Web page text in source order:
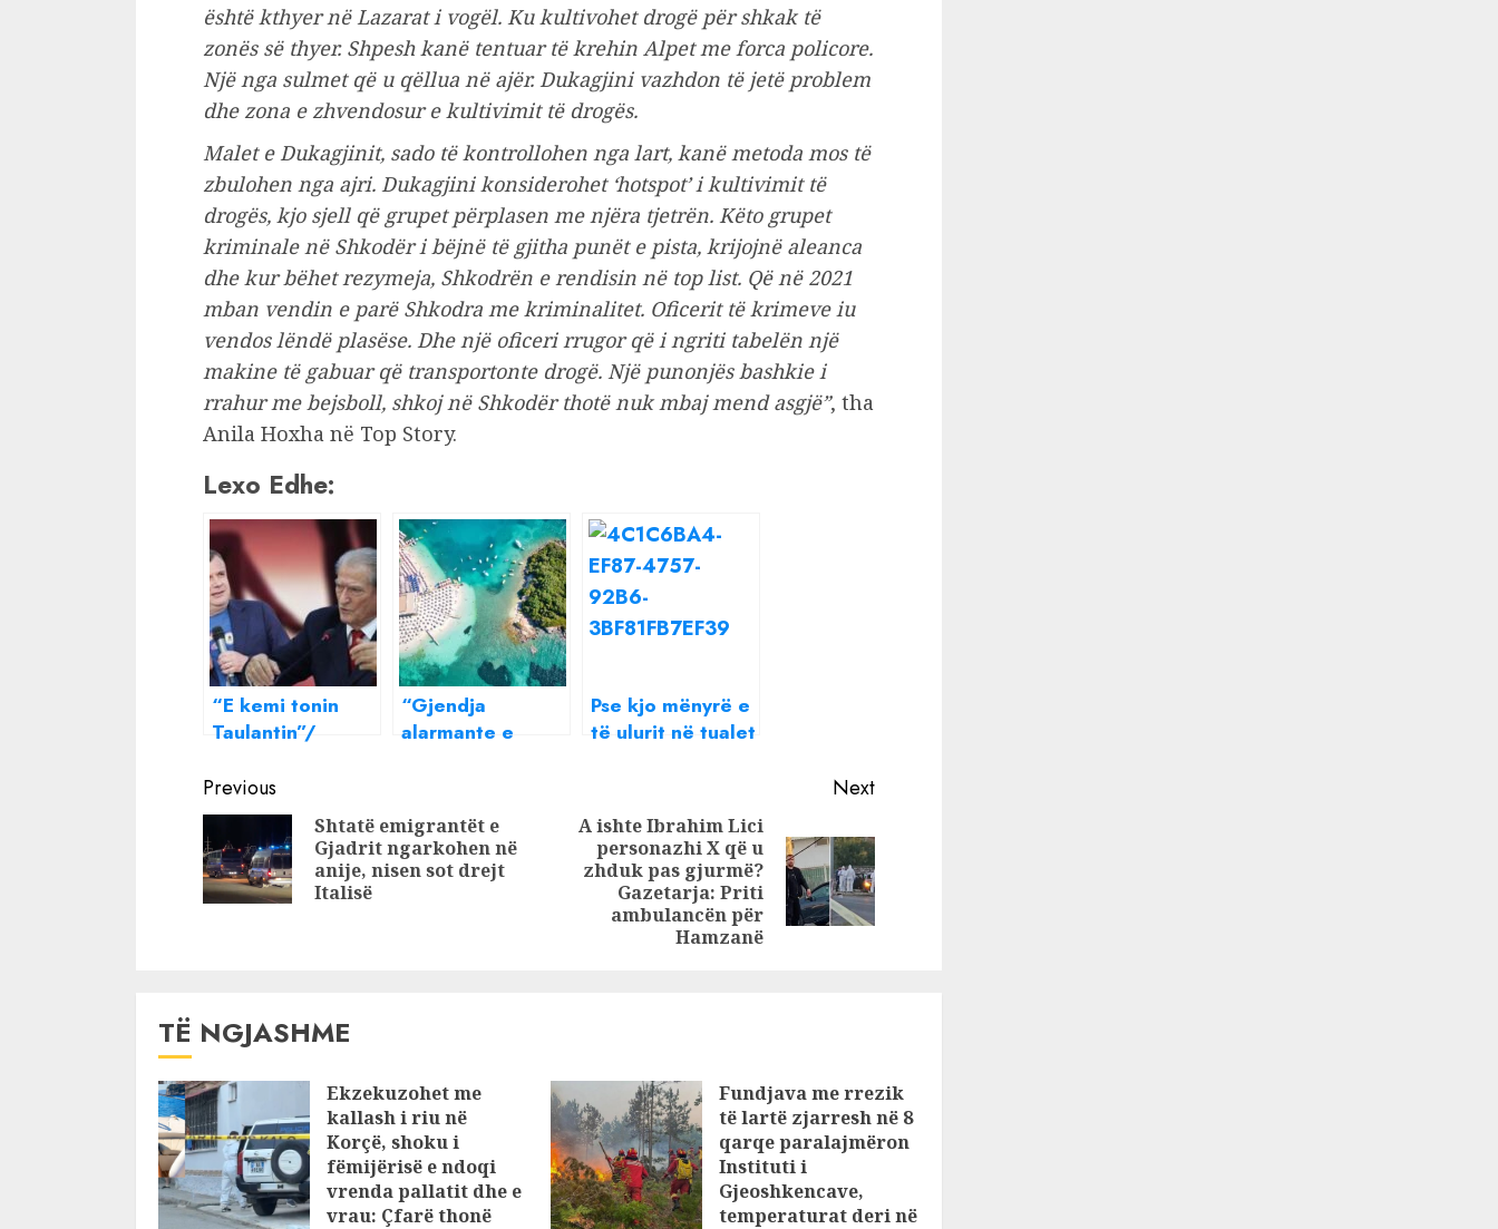
është kthyer në Lazarat i vogël. Ku kultivohet drogë për shkak të
zonës së thyer. Shpesh kanë tentuar të krehin Alpet me forca policore.
Një nga sulmet që u qëllua në ajër. Dukagjini vazhdon të jetë problem
dhe zona e zhvendosur e kultivimit të drogës.
Malet e Dukagjinit, sado të kontrollohen nga lart, kanë metoda mos të
zbulohen nga ajri. Dukagjini konsiderohet ‘hotspot’ i kultivimit të
drogës, kjo sjell që grupet përplasen me njëra tjetrën. Këto grupet
kriminale në Shkodër i bëjnë të gjitha punët e pista, krijojnë aleanca
dhe kur bëhet rezymeja, Shkodrën e rendisin në top list. Që në 2021
mban vendin e parë Shkodra me kriminalitet. Oficerit të krimeve iu
vendos lëndë plasëse. Dhe një oficeri rrugor që i ngriti tabelën një
makine të gabuar që transportonte drogë. Një punonjës bashkie i
rrahur me bejsboll, shkoj në Shkodër thotë nuk mbaj mend asgjë”, tha
Anila Hoxha në Top Story.
Lexo Edhe:
“E kemi tonin
Taulantin”/
përgjimet e SKY:
Liroi ata që i
vunë tritol Lulzim
Kullës
“Gjendja
alarmante e
“bandat” e
Ksamilit: I vunë
Pse kjo mënyrë e
të ulurit në tualet
Continue
Reading
Previous
Previous
post:
Shtatë emigrantët e
Gjadrit ngarkohen në
anije, nisen sot drejt
Italisë
Next
Next
A ishte Ibrahim Lici
personazhi X që u
zhduk pas gjurmë?
Gazetarja: Priti
ambulancën për
Hamzanë
TË NGJASHME
Ekzekuzohet me
kallash i riu në
Korçë, shoku i
fëmijërisë e ndoqi
vrenda pallatit dhe e
vrau: Çfarë thonë
Fundjava me rrezik
të lartë zjarresh në 8
qarqe paralajmëron
Instituti i
Gjeoshkencave,
temperaturat deri në